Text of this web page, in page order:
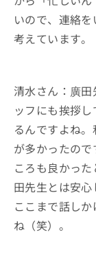
いので、連絡
考えています。
清水さん：廣
ッフにも挨拶
るんですよね
が多かったの
ころも良かっ
田先生とは安心
ここまで話し
ね（笑）。